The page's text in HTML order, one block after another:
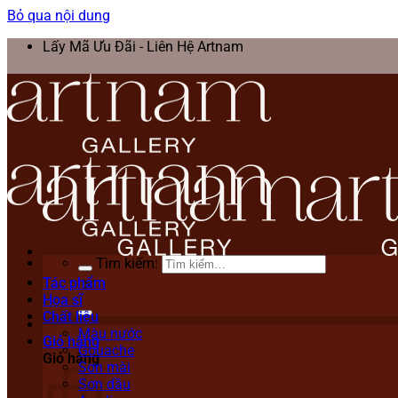
Bỏ qua nội dung
Lấy Mã Ưu Đãi - Liên Hệ Artnam
Tìm kiếm:
Giỏ hàng
Giỏ hàng
Tác phẩm
Họa sĩ
Chất liệu
Màu nước
Gouache
Sơn mài
Sơn dầu